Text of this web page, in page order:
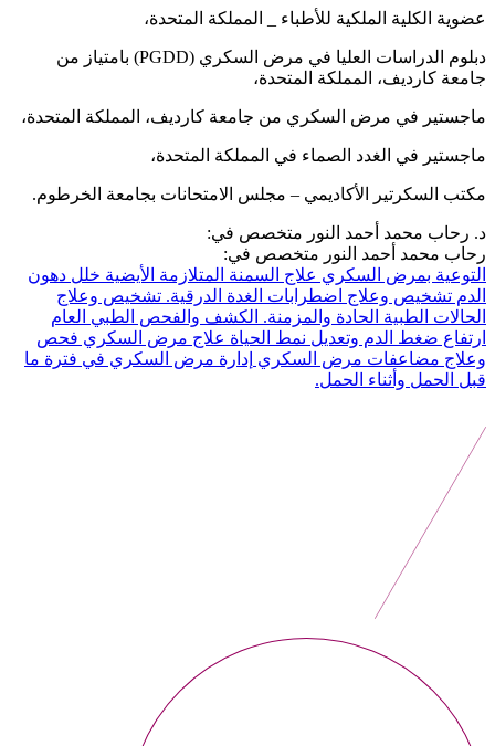
عضوية الكلية الملكية للأطباء _ المملكة المتحدة،
دبلوم الدراسات العليا في مرض السكري (PGDD) بامتياز من
جامعة كارديف، المملكة المتحدة،
ماجستير في مرض السكري من جامعة كارديف، المملكة المتحدة،
ماجستير في الغدد الصماء في المملكة المتحدة،
مكتب السكرتير الأكاديمي – مجلس الامتحانات بجامعة الخرطوم.
د. رحاب محمد أحمد النور متخصص في:
رحاب محمد أحمد النور متخصص في:
التوعية بمرض السكري علاج السمنة المتلازمة الأيضية خلل دهون
الدم تشخيص وعلاج اضطرابات الغدة الدرقية. تشخيص وعلاج
الحالات الطبية الحادة والمزمنة. الكشف والفحص الطبي العام
ارتفاع ضغط الدم وتعديل نمط الحياة علاج مرض السكري فحص
وعلاج مضاعفات مرض السكري إدارة مرض السكري في فترة ما
قبل الحمل وأثناء الحمل.